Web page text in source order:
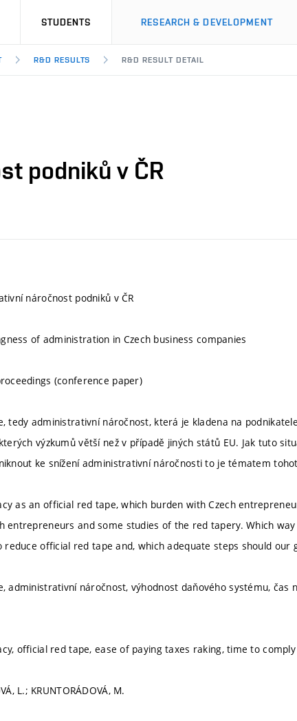
STUDENTS RESEARCH & DEVELOPMENT
R&D RESULTS R&D RESULT DETAIL
podniků v ČR
náročnost podniků v ČR
of administration in Czech business companies
(conference paper)
tedy administrativní náročnost, která je kladena na
výzkumů větší než v případě jiných států EU. Jak tuto
ke snížení administrativní náročnosti to je tématem
as an official red tape, which burden with Czech
entrepreneurs and some studies of the red tapery. Which
reduce official red tape and, which adequate steps should
administrativní náročnost, výhodnost daňového systému, čas
official red tape, ease of paying taxes raking, time to
L.; KRUNTORÁDOVÁ, M.